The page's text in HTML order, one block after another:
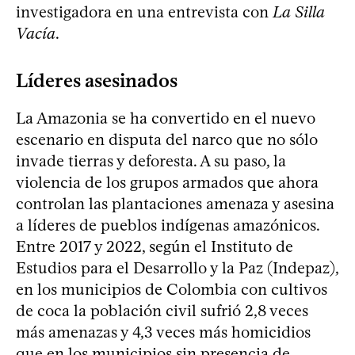
investigadora en una entrevista conLa Silla
Vacía.
Líderes asesinados
La Amazonia se ha convertido en el nuevo
escenario en disputa del narco que no sólo
invade tierras y deforesta. A su paso, la
violencia de los grupos armados que ahora
controlan las plantaciones amenaza y asesina
a líderes de pueblos indígenas amazónicos.
Entre 2017 y 2022, según el Instituto de
Estudios para el Desarrollo y la Paz (Indepaz),
en los municipios de Colombia con cultivos
de coca la población civil sufrió 2,8 veces
más amenazas y 4,3 veces más homicidios